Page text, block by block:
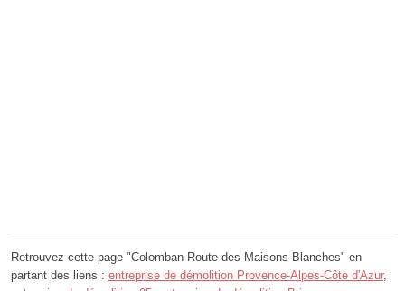
Retrouvez cette page "Colomban Route des Maisons Blanches" en
partant des liens : entreprise de démolition Provence-Alpes-Côte d'Azur,